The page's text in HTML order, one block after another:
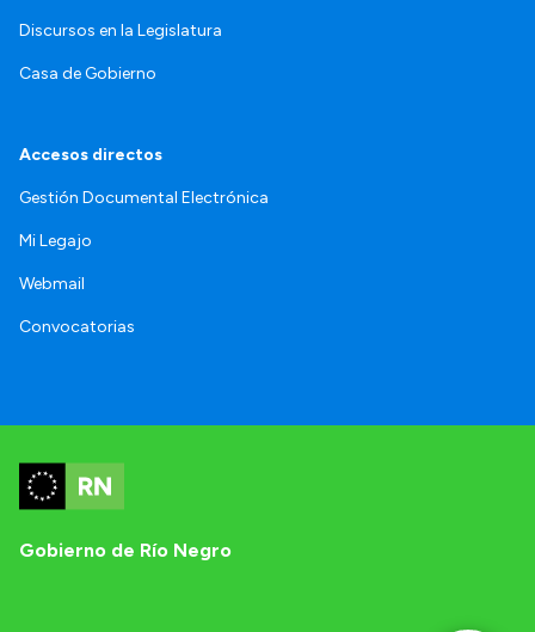
Discursos en la Legislatura
Casa de Gobierno
Accesos directos
Gestión Documental Electrónica
Mi Legajo
Webmail
Convocatorias
Gobierno de Río Negro